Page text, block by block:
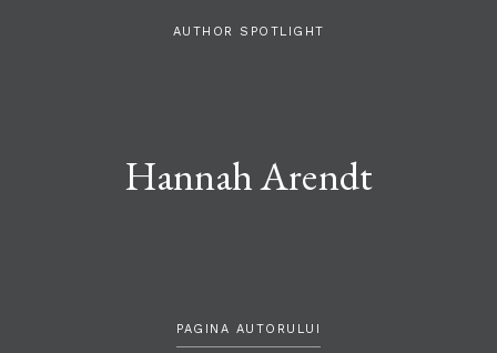
AUTHOR SPOTLIGHT
Hannah Arendt
PAGINA AUTORULUI